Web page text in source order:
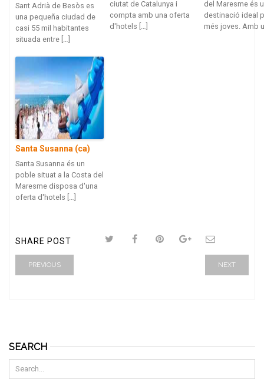
Sant Adrià de Besòs es
una pequeña ciudad de
casi 55 mil habitantes
situada entre […]
ciutat de Catalunya i
compta amb una oferta
d'hotels […]
del Maresme és
destinació ideal
més joves. Amb
Santa Susanna (ca)
Santa Susanna és un
poble situat a la Costa del
Maresme disposa d'una
oferta d'hotels […]
SHARE POST
PREVIOUS NEXT
SEARCH